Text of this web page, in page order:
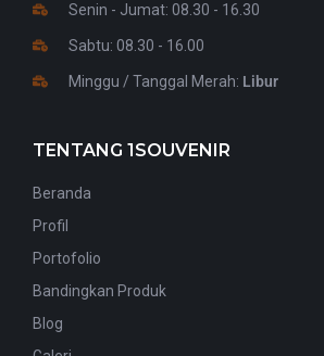
Senin - Jumat: 08.30 - 16.30
Sabtu: 08.30 - 16.00
Minggu / Tanggal Merah: Libur
TENTANG 1SOUVENIR
Beranda
Profil
Portofolio
Bandingkan Produk
Blog